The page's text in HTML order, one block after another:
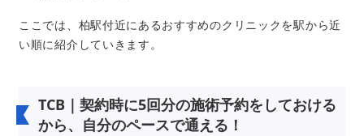
ここでは、柏駅付近にあるおすすめのクリニックを駅から近
い順に紹介していきます。
TCB｜契約時に5回分の施術予約をしておける
から、自分のペースで通える！